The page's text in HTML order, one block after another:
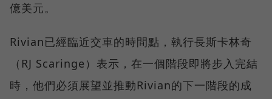
億美元。
Rivian已經臨近交車的時間點，執行長斯卡林奇
（RJ Scaringe）表示，在一個階段即將步入完結
時，他們必須展望並推動Rivian的下一階段的成